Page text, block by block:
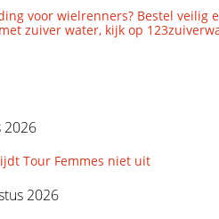
voor wielrenners? Bestel veilig
zuiver water, kijk op
2026
Tour Femmes niet uit
2026